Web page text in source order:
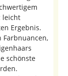
leicht
Ergebnis.
Farbnuancen,
schönste